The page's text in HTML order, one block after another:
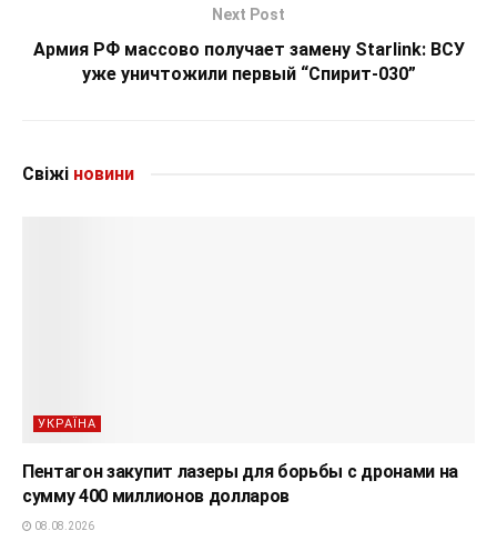
Next Post
Армия РФ массово получает замену Starlink: ВСУ
уже уничтожили первый “Спирит-030”
Свіжі новини
УКРАЇНА
Пентагон закупит лазеры для борьбы с дронами на
сумму 400 миллионов долларов
08.08.2026